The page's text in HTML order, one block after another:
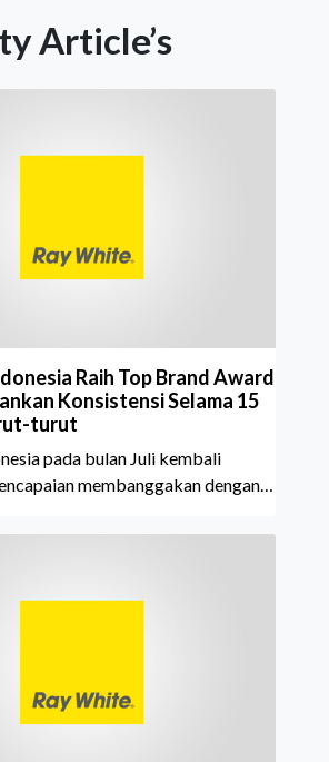
Article’s
Raih Top Brand Award
Konsistensi Selama 15
turut
pada bulan Juli kembali
membanggakan dengan
Penghargaan ini menjadi semakin
Top Brand Award m